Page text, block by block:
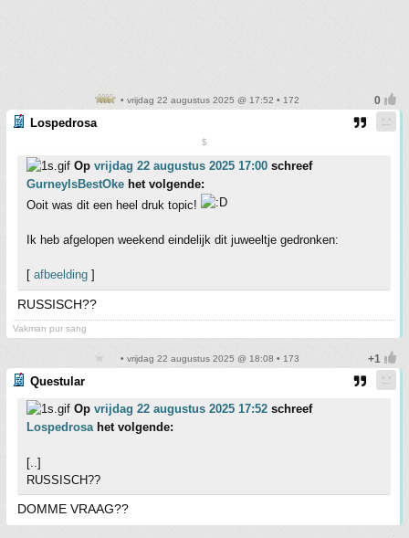
• vrijdag 22 augustus 2025 @ 17:52 • 172
Lospedrosa
$
Op vrijdag 22 augustus 2025 17:00 schreef
GurneyIsBestOke het volgende:
Ooit was dit een heel druk topic!
Ik heb afgelopen weekend eindelijk dit juweeltje gedronken:
[ afbeelding ]
RUSSISCH??
Vakman pur sang
• vrijdag 22 augustus 2025 @ 18:08 • 173
Questular
Op vrijdag 22 augustus 2025 17:52 schreef
Lospedrosahet volgende:
[..]
RUSSISCH??
DOMME VRAAG??